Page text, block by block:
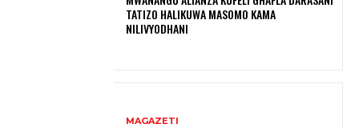
TATIZO HALIKUWA MASOMO KAMA
NILIVYODHANI
MAGAZETI